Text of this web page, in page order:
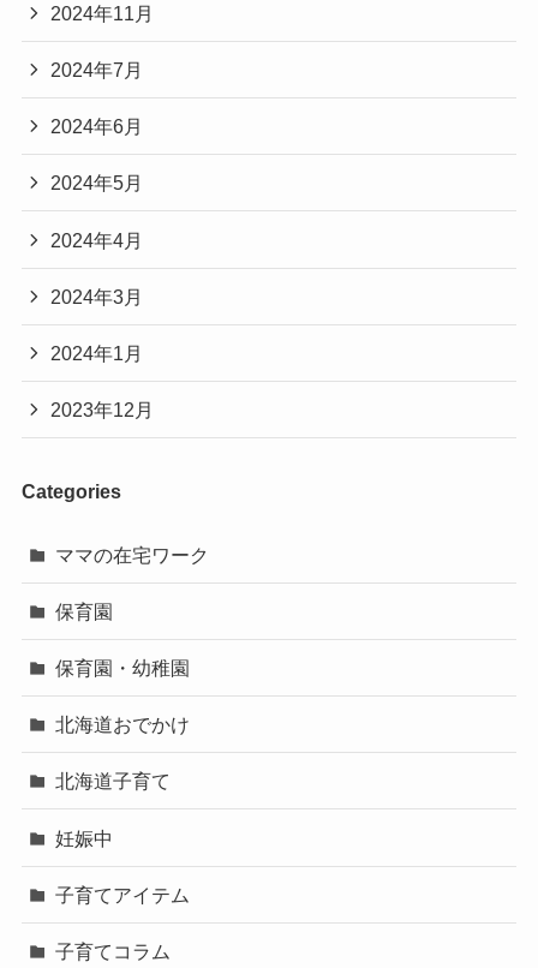
2024年11月
2024年7月
2024年6月
2024年5月
2024年4月
2024年3月
2024年1月
2023年12月
Categories
ママの在宅ワーク
保育園
保育園・幼稚園
北海道おでかけ
北海道子育て
妊娠中
子育てアイテム
子育てコラム